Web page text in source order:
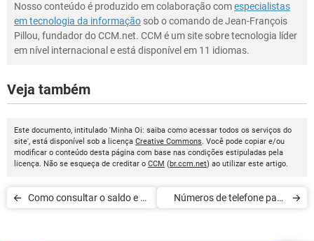
Nosso conteúdo é produzido em colaboração comespecialistas
em tecnologia da informação sob o comando de Jean-François
Pillou, fundador do CCM.net. CCM é um site sobre tecnologia líder
em nível internacional e está disponível em 11 idiomas.
Veja também
Este documento, intitulado 'Minha Oi: saiba como acessar todos os serviços do
site', está disponível sob a licença Creative Commons. Você pode copiar e/ou
modificar o conteúdo desta página com base nas condições estipuladas pela
licença. Não se esqueça de creditar o CCM (br.ccm.net) ao utilizar este artigo.
Como consultar o saldo e a
Números de telefone para